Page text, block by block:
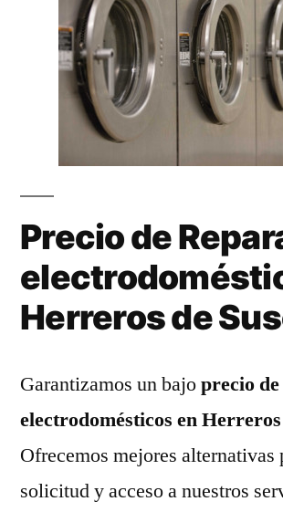
Precio de
Herreros de
Garantizamos un bajoprecio
electrodomésticos en Herreros
Ofrecemos mejores alternativas
solicitud y acceso a nuestros